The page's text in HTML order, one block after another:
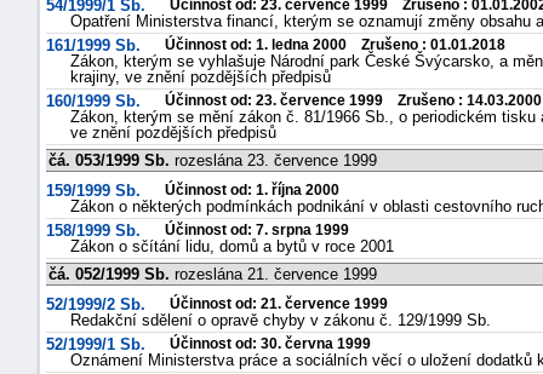
54/1999/1 Sb.
Účinnost od: 23. července 1999 Zrušeno :
Opatření Ministerstva financí, kterým se oznamují změny obsahu
161/1999 Sb.
Účinnost od: 1. ledna 2000 Zrušeno : 01.01.2018
Zákon, kterým se vyhlašuje Národní park České Švýcarsko, a
krajiny, ve znění pozdějších předpisů
160/1999 Sb.
Účinnost od: 23. července 1999 Zrušeno : 14.03.2000
Zákon, kterým se mění zákon č. 81/1966 Sb., o periodickém
ve znění pozdějších předpisů
čá. 053/1999 Sb. rozeslána 23. července 1999
159/1999 Sb.
Účinnost od: 1. října 2000
Zákon o některých podmínkách podnikání v oblasti cestovního
158/1999 Sb.
Účinnost od: 7. srpna 1999
Zákon o sčítání lidu, domů a bytů v roce 2001
čá. 052/1999 Sb. rozeslána 21. července 1999
52/1999/2 Sb.
Účinnost od: 21. července 1999
Redakční sdělení o opravě chyby v zákonu č. 129/1999 Sb.
52/1999/1 Sb.
Účinnost od: 30. června 1999
Oznámení Ministerstva práce a sociálních věcí o uložení